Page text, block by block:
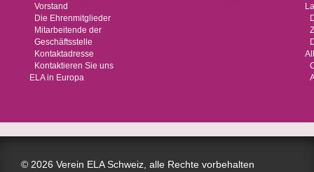
Vorstand
Die Ehrenmitglieder
Mitarbeitende der
Geschäftsstelle
Kontaktadresse
Kontaktieren Sie uns
ELA in Europa
© 2026 Verein ELA Schweiz, alle Rechte vorbehalten